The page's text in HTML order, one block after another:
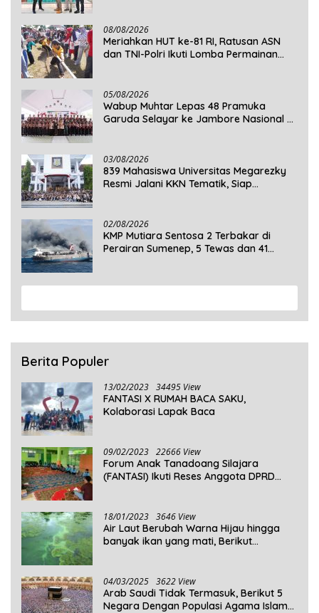
08/08/2026
Meriahkan HUT ke-81 RI, Ratusan ASN
dan TNI-Polri Ikuti Lomba Permainan
05/08/2026
Wabup Muhtar Lepas 48 Pramuka
Garuda Selayar ke Jambore Nasional XII
03/08/2026
839 Mahasiswa Universitas Megarezky
Resmi Jalani KKN Tematik, Siap
02/08/2026
KMP Mutiara Sentosa 2 Terbakar di
Perairan Sumenep, 5 Tewas dan 41
Berita Populer
13/02/2023 34495 View
FANTASI X RUMAH BACA SAKU,
Kolaborasi Lapak Baca
09/02/2023 22666 View
Forum Anak Tanadoang Silajara
(FANTASI) Ikuti Reses Anggota DPRD
18/01/2023 3646 View
Air Laut Berubah Warna Hijau hingga
banyak ikan yang mati, Berikut
04/03/2025 3622 View
Arab Saudi Tidak Termasuk, Berikut 5
Negara Dengan Populasi Agama Islam